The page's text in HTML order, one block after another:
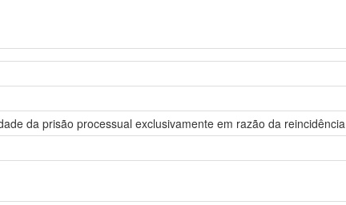
da prisão processual exclusivamente em razão da reincidência